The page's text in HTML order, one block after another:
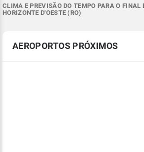
CLIMA E PREVISÃO DO TEMPO PARA O FINAL
HORIZONTE D'OESTE (RO)
AEROPORTOS PRÓXIMOS